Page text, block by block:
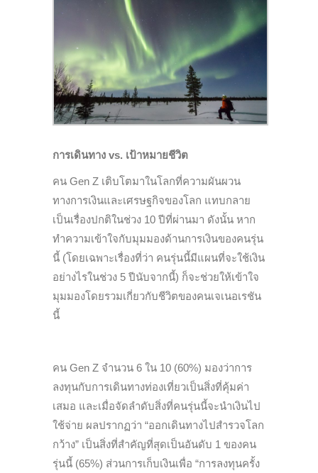
การเดินทาง vs. เป้าหมายชีวิต
คน Gen Z เติบโตมาในโลกที่ความผันผวน
ทางการเงินและเศรษฐกิจของโลก แทบกลาย
เป็นเรื่องปกติในช่วง 10 ปีที่ผ่านมา ดังนั้น หาก
ทำความเข้าใจกับมุมมองด้านการเงินของคนรุ่น
นี้ (โดยเฉพาะเรื่องที่ว่า คนรุ่นนี้มีแผนที่จะใช้เงิน
อย่างไรในช่วง 5 ปีนับจากนี้) ก็จะช่วยให้เข้าใจ
มุมมองโดยรวมเกี่ยวกับชีวิตของคนเจเนอเรชัน
นี้
คน Gen Z จำนวน 6 ใน 10 (60%) มองว่าการ
ลงทุนกับการเดินทางท่องเที่ยวเป็นสิ่งที่คุ้มค่า
เสมอ และเมื่อจัดลำดับสิ่งที่คนรุ่นนี้จะนำเงินไป
ใช้จ่าย ผลปรากฏว่า “ออกเดินทางไปสำรวจโลก
กว้าง” เป็นสิ่งที่สำคัญที่สุดเป็นอันดับ 1 ของคน
รุ่นนี้ (65%) ส่วนการเก็บเงินเพื่อ “การลงทุนครั้ง